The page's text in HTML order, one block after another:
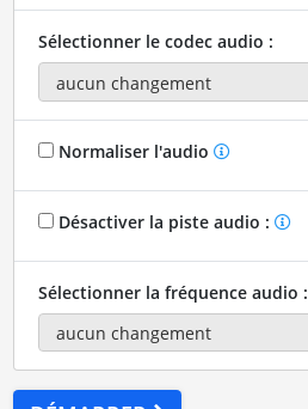
Sélectionner le codec audio :
Normaliser l'audio
Désactiver la piste audio :
Sélectionner la fréquence audio :